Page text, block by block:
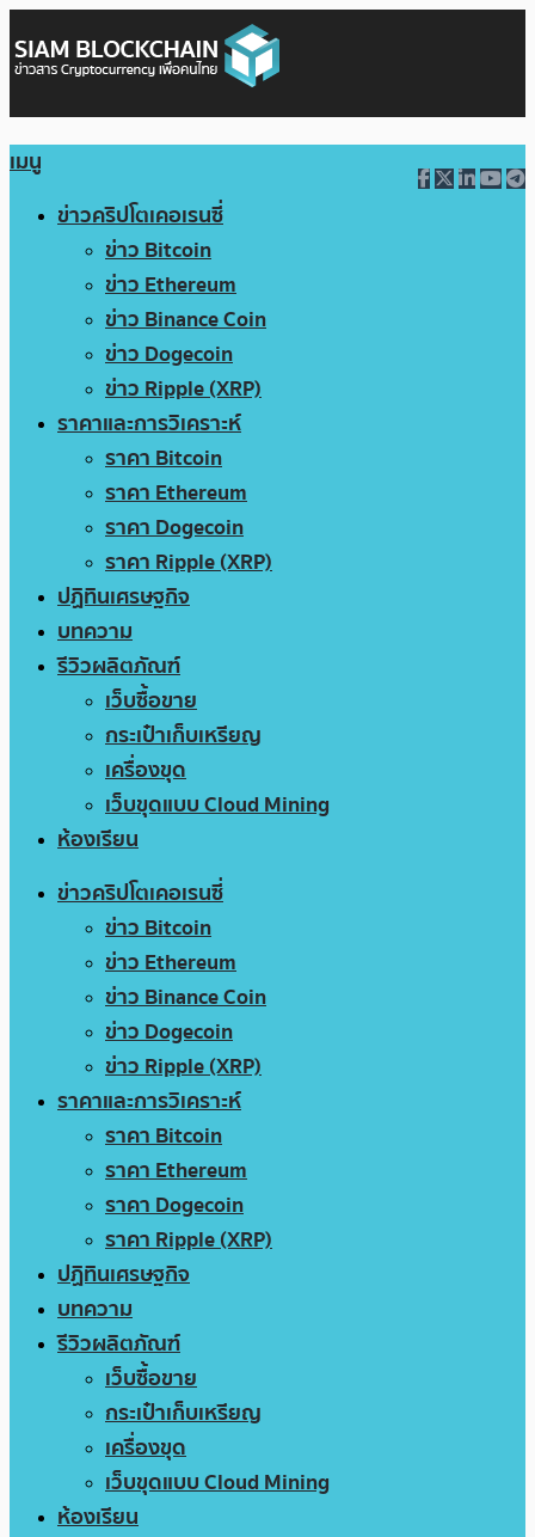
เมนู
ข่าวคริปโตเคอเรนซี่
ข่าว Bitcoin
ข่าว Ethereum
ข่าว Binance Coin
ข่าว Dogecoin
ข่าว Ripple (XRP)
ราคาและการวิเคราะห์
ราคา Bitcoin
ราคา Ethereum
ราคา Dogecoin
ราคา Ripple (XRP)
ปฏิทินเศรษฐกิจ
บทความ
รีวิวผลิตภัณฑ์
เว็บซื้อขาย
กระเป๋าเก็บเหรียญ
เครื่องขุด
เว็บขุดแบบ Cloud Mining
ห้องเรียน
ข่าวคริปโตเคอเรนซี่
ข่าว Bitcoin
ข่าว Ethereum
ข่าว Binance Coin
ข่าว Dogecoin
ข่าว Ripple (XRP)
ราคาและการวิเคราะห์
ราคา Bitcoin
ราคา Ethereum
ราคา Dogecoin
ราคา Ripple (XRP)
ปฏิทินเศรษฐกิจ
บทความ
รีวิวผลิตภัณฑ์
เว็บซื้อขาย
กระเป๋าเก็บเหรียญ
เครื่องขุด
เว็บขุดแบบ Cloud Mining
ห้องเรียน